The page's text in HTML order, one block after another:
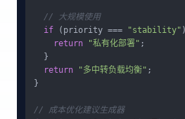
// 大规模使用
if (priority === "stability"
return
"私有化部署" ;
  }
return
"多中转负载均衡" ;
}
// 成本优化建议生成器